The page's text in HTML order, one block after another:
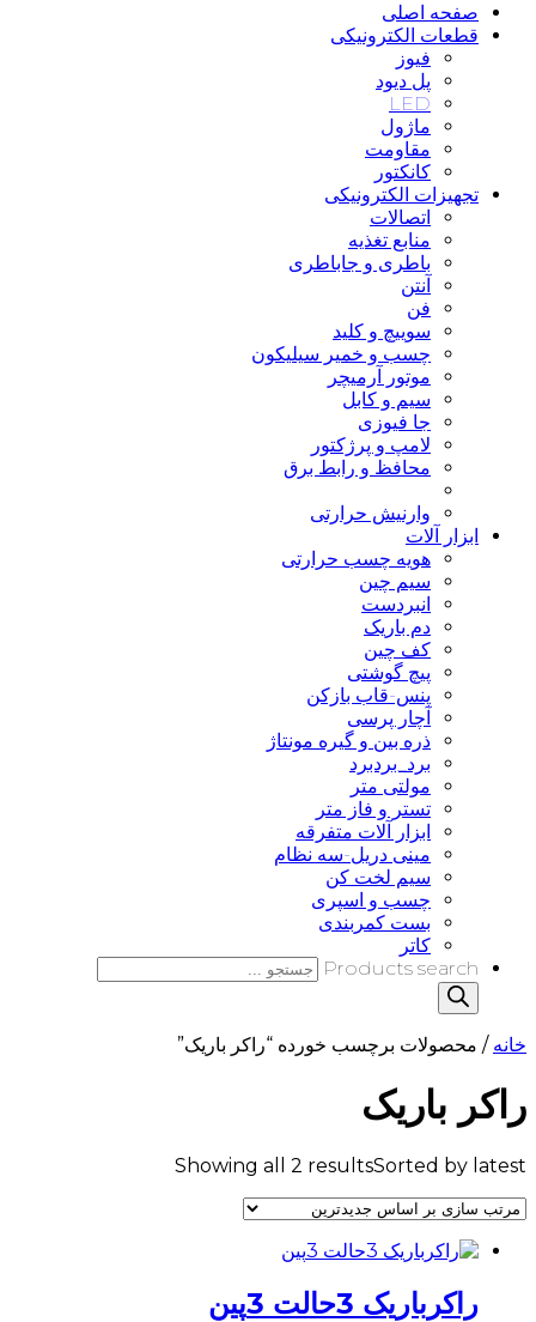
صفحه اصلی
قطعات الکترونیکی
فیوز
پل دیود
LED
ماژول
مقاومت
کانکتور
تجهیزات الکترونیکی
اتصالات
منابع تغذیه
باطری و جاباطری
آنتن
فن
سوییچ و کلید
چسب و خمیر سیلیکون
موتور آرمیچر
سیم و کابل
جا فیوزی
لامپ و پرژکتور
محافظ و رابط برق
وارنیش حرارتی
ابزار آلات
هویه چسب حرارتی
سیم چین
انبردست
دم باریک
کف چین
پیچ گوشتی
پنس-قاب بازکن
آچار پرسی
ذره بین و گیره مونتاژ
برد_بردبرد
مولتی متر
تستر و فاز متر
ابزار آلات متفرقه
مینی دریل-سه نظام
سیم لخت کن
چسب و اسپری
بست کمربندی
کاتر
Products search
خانه / محصولات برچسب خورده “راکر باریک”
راکر باریک
Showing all 2 resultsSorted by latest
راکرباریک 3حالت 3پین